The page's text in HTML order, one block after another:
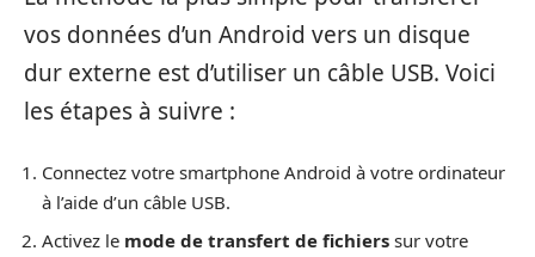
vos données d’un Android vers un disque
dur externe est d’utiliser un câble USB. Voici
les étapes à suivre :
Connectez votre smartphone Android à votre ordinateur
à l’aide d’un câble USB.
Activez le mode de transfert de fichiers sur votre